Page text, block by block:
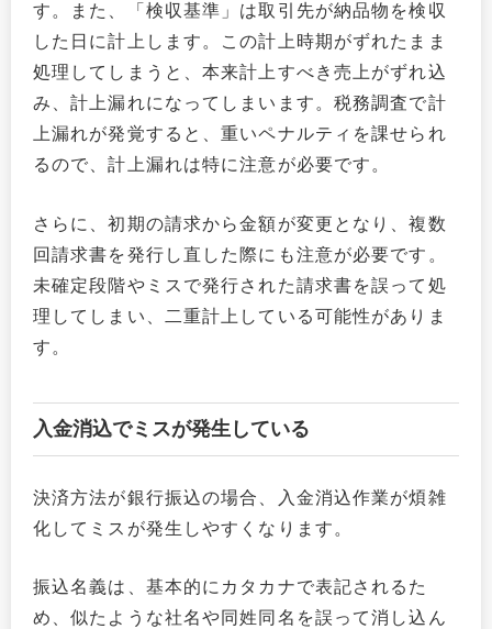
す。また、「検収基準」は取引先が納品物を検収
した日に計上します。この計上時期がずれたまま
処理してしまうと、本来計上すべき売上がずれ込
み、計上漏れになってしまいます。税務調査で計
上漏れが発覚すると、重いペナルティを課せられ
るので、計上漏れは特に注意が必要です。
さらに、初期の請求から金額が変更となり、複数
回請求書を発行し直した際にも注意が必要です。
未確定段階やミスで発行された請求書を誤って処
理してしまい、二重計上している可能性がありま
す。
入金消込でミスが発生している
決済方法が銀行振込の場合、入金消込作業が煩雑
化してミスが発生しやすくなります。
振込名義は、基本的にカタカナで表記されるた
め、似たような社名や同姓同名を誤って消し込ん